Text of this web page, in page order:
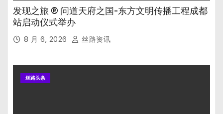
发现之旅 ® 问道天府之国-东方文明传播工程成都
站启动仪式举办
8 月 6, 2026 丝路资讯
丝路头条